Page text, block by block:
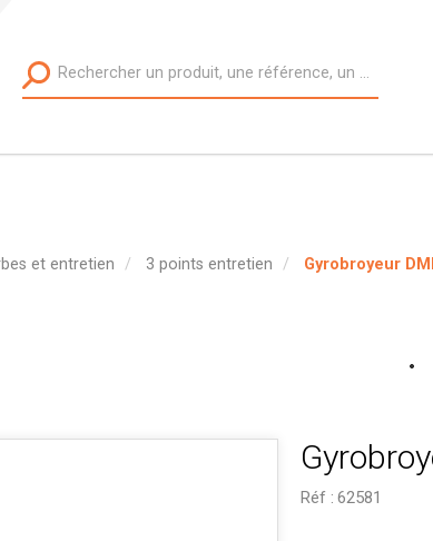
et entretien 3 points entretien Gyrobroyeur
Réf : 62581